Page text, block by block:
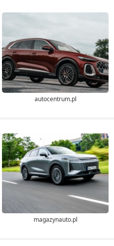
autocentrum.pl
magazynauto.pl